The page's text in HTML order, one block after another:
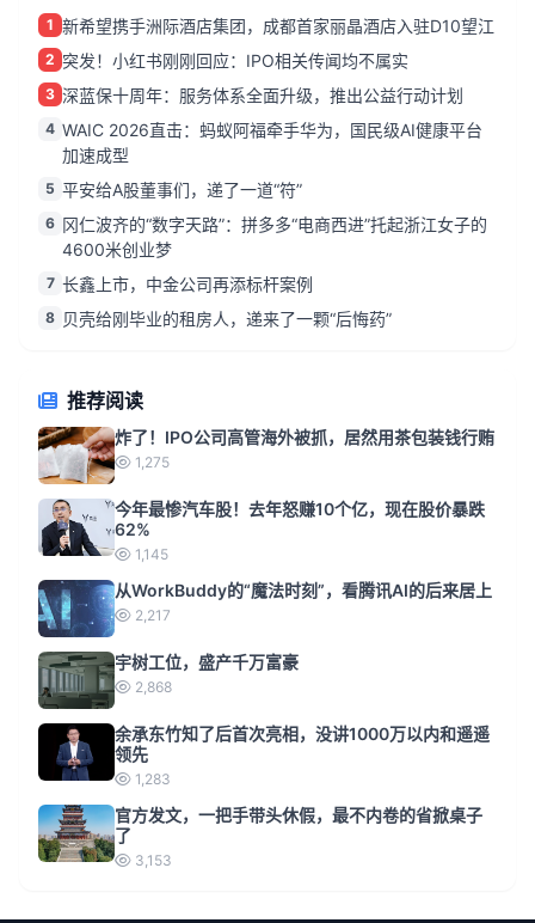
1 新希望携手洲际酒店集团，成都首家丽晶酒店入驻D10望江
2 突发！小红书刚刚回应：IPO相关传闻均不属实
3 深蓝保十周年：服务体系全面升级，推出公益行动计划
4 WAIC 2026直击：蚂蚁阿福牵手华为，国民级AI健康平台
加速成型
5 平安给A股董事们，递了一道“符”
6 冈仁波齐的“数字天路”：拼多多“电商西进”托起浙江女子的
4600米创业梦
7 长鑫上市，中金公司再添标杆案例
8 贝壳给刚毕业的租房人，递来了一颗“后悔药”
推荐阅读
炸了！IPO公司高管海外被抓，居然用茶包装钱行贿
1,275
今年最惨汽车股！去年怒赚10个亿，现在股价暴跌
62%
1,145
从WorkBuddy的“魔法时刻”，看腾讯AI的后来居上
2,217
宇树工位，盛产千万富豪
2,868
余承东竹知了后首次亮相，没讲1000万以内和遥遥
领先
1,283
官方发文，一把手带头休假，最不内卷的省掀桌子
了
3,153